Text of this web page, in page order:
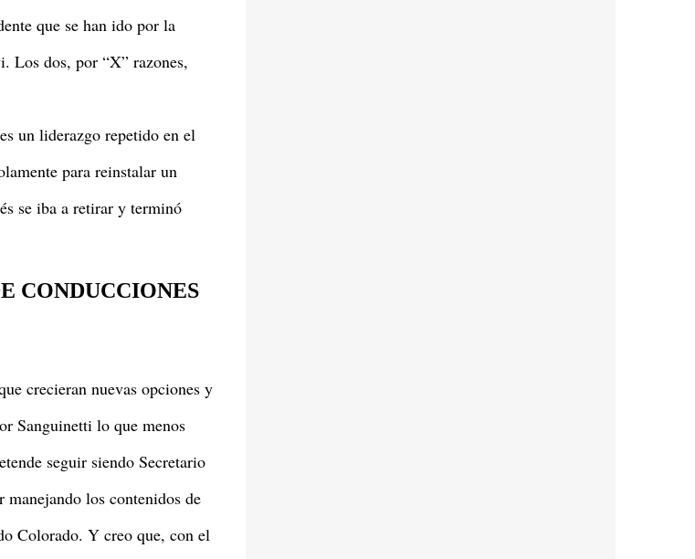
que se han ido por la
Los dos, por “X” razones,
un liderazgo repetido en el
para reinstalar un
se iba a retirar y terminó
CONDUCCIONES
crecieran nuevas opciones y
Sanguinetti lo que menos
seguir siendo Secretario
los contenidos de
Colorado. Y creo que, con el